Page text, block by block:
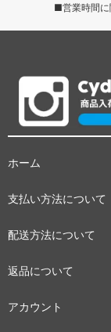
■営業時間に
ホーム
支払い方法について
配送方法について
返品について
アカウント